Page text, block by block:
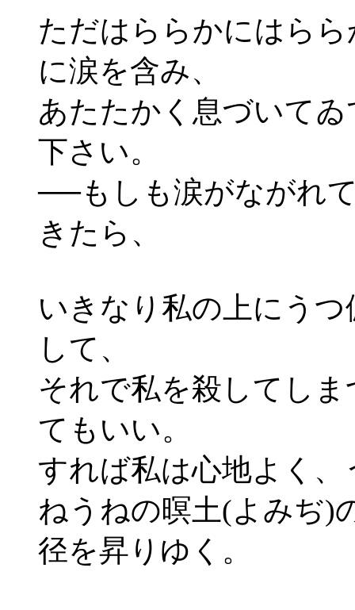
ただはららかにはらら
に涙を含み、
あたたかく息づいてゐ
下さい。
──もしも涙がながれ
きたら、
いきなり私の上にうつ
して、
それで私を殺してしま
てもいい。
すれば私は心地よく、
ねうねの暝土(よみぢ)
径を昇りゆく。